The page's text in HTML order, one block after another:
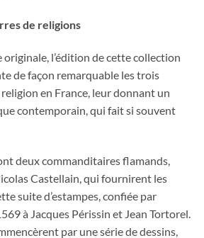
de religions
originale, l’édition de cette collection
de façon remarquable les trois
en France, leur donnant un
contemporain, qui fait si souvent
deux commanditaires flamands,
Castellain, qui fournirent les
suite d’estampes, confiée par
à Jacques Périssin et Jean Tortorel.
par une série de dessins,